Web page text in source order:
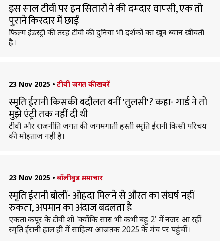
इस साल टीवी पर इन सितारों ने की दमदार वापसी, एक तो
पुराने किरदार में छाईं
फिल्म इंडस्ट्री की तरह टीवी की दुनिया भी दर्शकों का खूब ध्यान खींचती
है।
23 Nov 2025 • टीवी जगत की खबरें
स्मृति ईरानी किसकी बदौलत बनीं 'तुलसी'? कहा- गार्ड ने तो
मुझे एंट्री तक नहीं दी थी
टीवी और राजनीति जगत की जगमगाती हस्ती स्मृति ईरानी किसी परिचय
की मोहताज नहीं है।
23 Nov 2025 • बॉलीवुड समाचार
स्मृति ईरानी बोलीं- ओहदा मिलने से औरत का संघर्ष नहीं
रुकता, अपमान का अंदाज बदलता है
एकता कपूर के टीवी शो 'क्योंकि सास भी कभी बहू 2' में नजर आ रहीं
स्मृति ईरानी हाल ही में साहित्य आजतक 2025 के मंच पर पहुंचीं।